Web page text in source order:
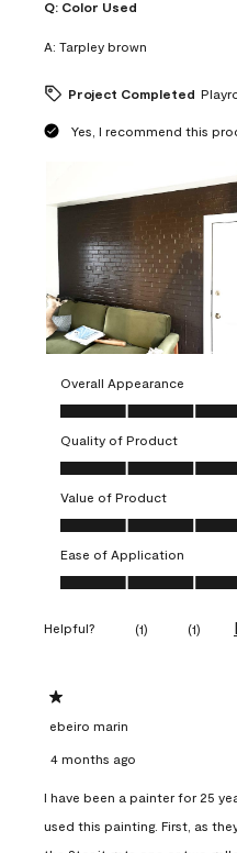
Q: Color Used
A: Tarpley brown
Project Completed
Yes, I recommend this
Overall Appearance
Overall Appearance, 5.0 out
Quality of Product
Quality of Product, 5.0 out
Value of Product
Value of Product, 5.0 out of
Ease of Application
Ease of Application, 4.0 out
Helpful? (1) (1)
1 out of 5 stars.
ebeiro marin
4 months ago
I have been a painter for 25
used this painting. First, as